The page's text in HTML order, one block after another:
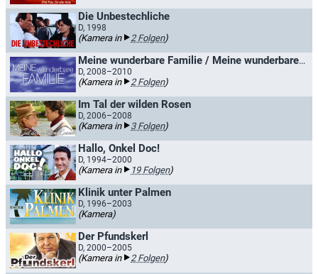
Die Unbestechliche
D, 1998
(Kamera in 2 Folgen)
Meine wunderbare Familie / Meine wunderbare Familie ... auf neuen Wegen
D, 2008–2010
(Kamera in 2 Folgen)
Im Tal der wilden Rosen
D, 2006–2008
(Kamera in 3 Folgen)
Hallo, Onkel Doc!
D, 1994–2000
(Kamera in 19 Folgen)
Klinik unter Palmen
D, 1996–2003
(Kamera)
Der Pfundskerl
D, 2000–2005
(Kamera in 2 Folgen)